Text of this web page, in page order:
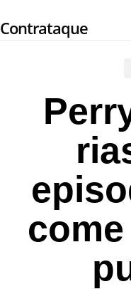
to
Contrataque